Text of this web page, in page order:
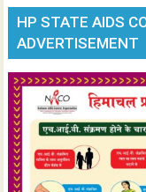
HP STATE AIDS
ADVERTISEMENT